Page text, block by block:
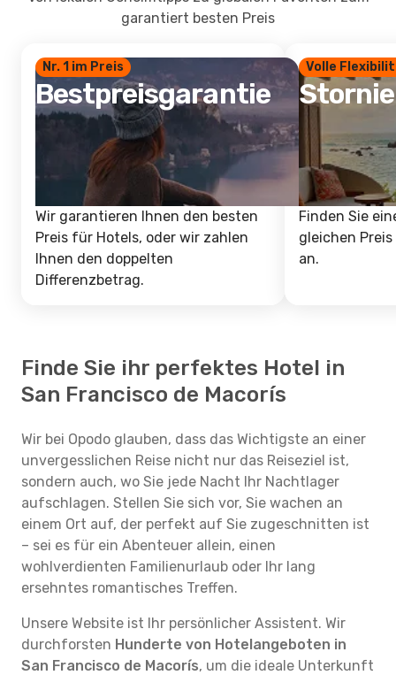
garantiert besten Preis
Nr. 1 im Preis
Bestpreisgarantie
Wir garantieren Ihnen den besten
Preis für Hotels, oder wir zahlen
Ihnen den doppelten
Differenzbetrag.
Volle
Finden Sie
gleichen
an.
Finde Sie ihr perfektes Hotel in
San Francisco de Macorís
Wir bei Opodo glauben, dass das Wichtigste an einer
unvergesslichen Reise nicht nur das Reiseziel ist,
sondern auch, wo Sie jede Nacht Ihr Nachtlager
aufschlagen. Stellen Sie sich vor, Sie wachen an
einem Ort auf, der perfekt auf Sie zugeschnitten ist
– sei es für ein Abenteuer allein, einen
wohlverdienten Familienurlaub oder Ihr lang
ersehntes romantisches Treffen.
Unsere Website ist Ihr persönlicher Assistent. Wir
durchforsten Hunderte von Hotelangeboten in
San Francisco de Macorís, um die ideale Unterkunft